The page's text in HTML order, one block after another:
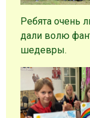
Ребята очень
дали волю
шедевры.